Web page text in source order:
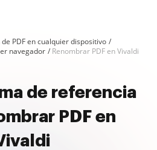
de PDF en cualquier dispositivo
navegador
Renombrar PDF en Vivaldi
de referencia
PDF en